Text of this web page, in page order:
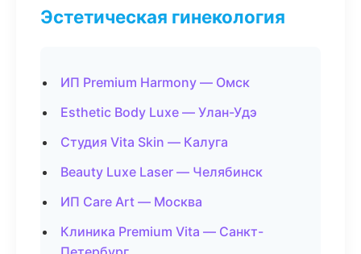
Эстетическая гинекология
ИП Premium Harmony — Омск
Esthetic Body Luxe — Улан-Удэ
Студия Vita Skin — Калуга
Beauty Luxe Laser — Челябинск
ИП Care Art — Москва
Клиника Premium Vita — Санкт-